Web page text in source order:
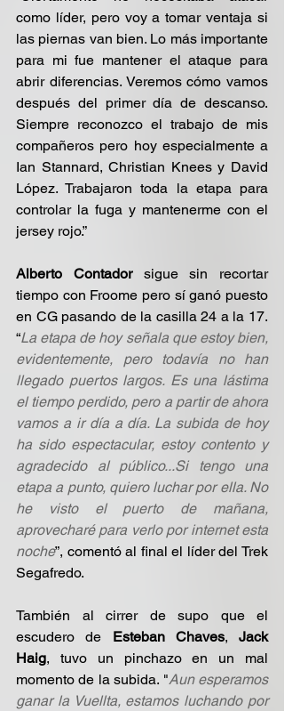
como líder, pero voy a tomar ventaja si
las piernas van bien. Lo más importante
para mi fue mantener el ataque para
abrir diferencias. Veremos cómo vamos
después del primer día de descanso.
Siempre reconozco el trabajo de mis
compañeros pero hoy especialmente a
Ian Stannard, Christian Knees y David
López. Trabajaron toda la etapa para
controlar la fuga y mantenerme con el
jersey rojo.”
Alberto Contador sigue sin recortar
tiempo con Froome pero sí ganó puesto
en CG pasando de la casilla 24 a la 17.
“La etapa de hoy señala que estoy bien,
evidentemente, pero todavía no han
llegado puertos largos. Es una lástima
el tiempo perdido, pero a partir de ahora
vamos a ir día a día. La subida de hoy
ha sido espectacular, estoy contento y
agradecido al público...Si tengo una
etapa a punto, quiero luchar por ella. No
he visto el puerto de mañana,
aprovecharé para verlo por internet esta
noche”, comentó al final el líder del Trek
Segafredo.
También al cirrer de supo que el
escudero de Esteban Chaves, Jack
Haig, tuvo un pinchazo en un mal
momento de la subida. "Aun esperamos
ganar la Vuellta, estamos luchando por